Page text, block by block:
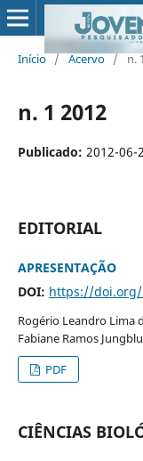
Início / Acervo / n.
n. 1 2012
Publicado: 2012-06-
EDITORIAL
APRESENTAÇÃO
DOI: https://doi.org/
Rogério Leandro Lima
Fabiane Ramos
PDF
CIÊNCIAS